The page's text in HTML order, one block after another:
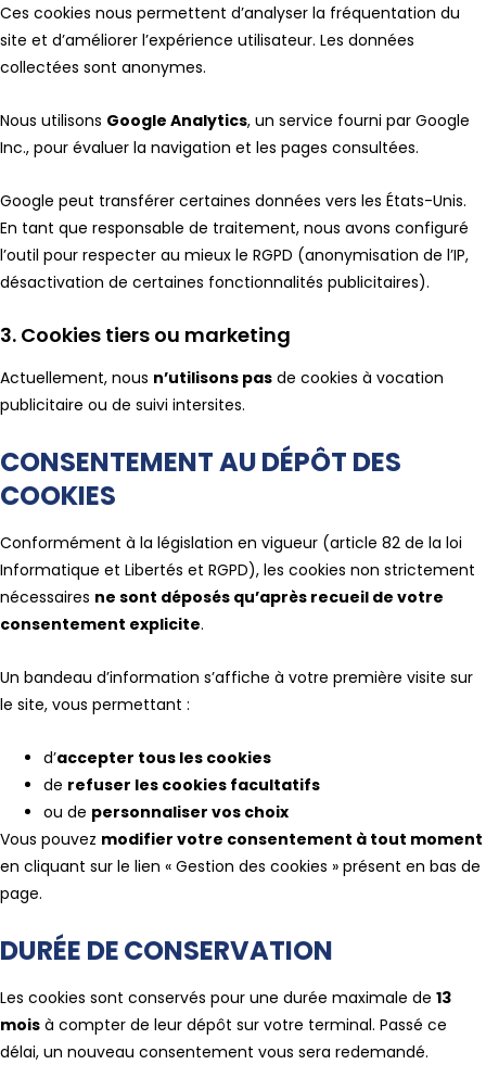
Ces cookies nous permettent d’analyser la fréquentation du
site et d’améliorer l’expérience utilisateur. Les données
collectées sont anonymes.
Nous utilisons Google Analytics, un service fourni par Google
Inc., pour évaluer la navigation et les pages consultées.
Google peut transférer certaines données vers les États-Unis.
En tant que responsable de traitement, nous avons configuré
l’outil pour respecter au mieux le RGPD (anonymisation de l’IP,
désactivation de certaines fonctionnalités publicitaires).
3. Cookies tiers ou marketing
Actuellement, nous n’utilisons pas de cookies à vocation
publicitaire ou de suivi intersites.
CONSENTEMENT AU DÉPÔT DES
COOKIES
Conformément à la législation en vigueur (article 82 de la loi
Informatique et Libertés et RGPD), les cookies non strictement
nécessaires ne sont déposés qu’après recueil de votre
consentement explicite.
Un bandeau d’information s’affiche à votre première visite sur
le site, vous permettant :
d’accepter tous les cookies
de refuser les cookies facultatifs
ou de personnaliser vos choix
Vous pouvez modifier votre consentement à tout moment
en cliquant sur le lien « Gestion des cookies » présent en bas de
page.
DURÉE DE CONSERVATION
Les cookies sont conservés pour une durée maximale de 13
mois à compter de leur dépôt sur votre terminal. Passé ce
délai, un nouveau consentement vous sera redemandé.